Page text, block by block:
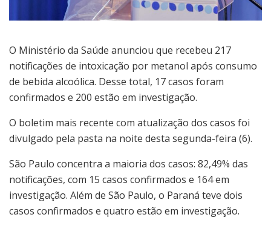
O Ministério da Saúde anunciou que recebeu 217
notificações de intoxicação por metanol após consumo
de bebida alcoólica. Desse total, 17 casos foram
confirmados e 200 estão em investigação.
O boletim mais recente com atualização dos casos foi
divulgado pela pasta na noite desta segunda-feira (6).
São Paulo concentra a maioria dos casos: 82,49% das
notificações, com 15 casos confirmados e 164 em
investigação. Além de São Paulo, o Paraná teve dois
casos confirmados e quatro estão em investigação.